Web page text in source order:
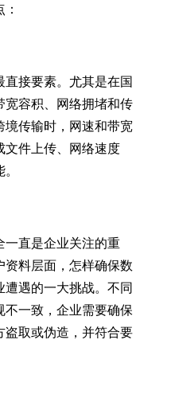
接要素。尤其是在国
宽容积、网络拥堵和传
境传输时，网速和带宽
文件上传、网络速度
一直是企业关注的重
资料层面，怎样确保数
遇的一大挑战。不同
不一致，企业需要确保
盗取或伪造，并符合要